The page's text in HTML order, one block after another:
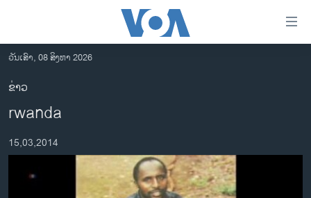
ເຂົ້າ
ຫາ
ຂ້າມ
ຂ້າມ
ໄປ
ອາເມຣິກາ
ການເລືອກຕັ້ງ ປະທານາທີບໍດີ ສະຫະລັດ 2024
ຂ່າວ​ຈີນ
ວັນເສົາ, 08 ສິງຫາ 2026
ຂ່າວ
rwanda
15,03,2014